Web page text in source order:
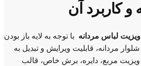
و کاربرد آن
لباس مردانه با توجه به لایه باز بودن
مردانه، قابلیت ویرایش و تبدیل به
ویزیت مربع، دایره، برش خاص، قالب